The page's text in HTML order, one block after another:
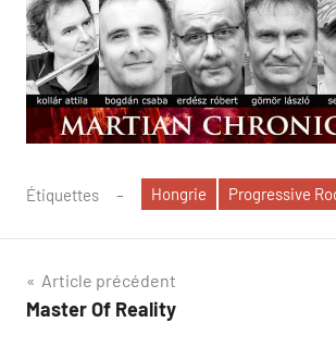
Étiquettes Hongrie Progressive
Navigation
de
Article précédent
Master Of Reality